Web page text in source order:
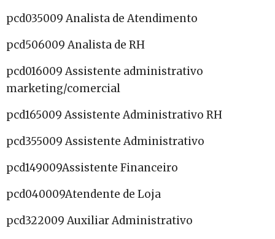
pcd035009 Analista de Atendimento
pcd506009 Analista de RH
pcd016009 Assistente administrativo
marketing/comercial
pcd165009 Assistente Administrativo RH
pcd355009 Assistente Administrativo
pcd149009Assistente Financeiro
pcd040009Atendente de Loja
pcd322009 Auxiliar Administrativo